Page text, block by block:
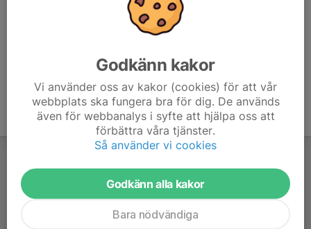
Godkänn kakor
Vi använder oss av kakor (cookies) för att vår
webbplats ska fungera bra för dig. De används
även för webbanalys i syfte att hjälpa oss att
förbättra våra tjänster.
Så använder vi cookies
Godkänn alla kakor
Bara nödvändiga